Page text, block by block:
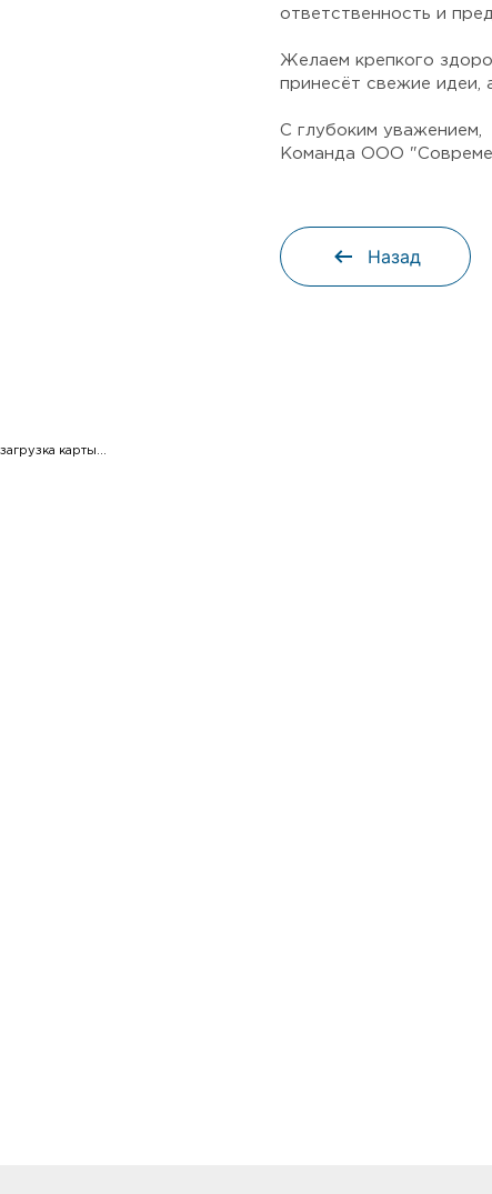
ответственность и
Желаем крепкого
принесёт свежие идеи,
С глубоким уважением,
Команда ООО
Назад
загрузка карты...